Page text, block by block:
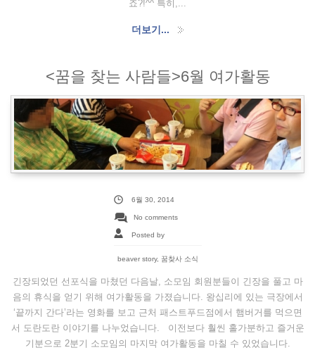
죠?!^^ 특히,...
더보기...
<꿈을 찾는 사람들>6월 여가활동
6월 30, 2014
No comments
Posted by
beaver story, 꿈찾사 소식
긴장되었던 선포식을 마쳤던 다음날, 소모임 회원분들이 긴장을 풀고 마
음의 휴식을 얻기 위해 여가활동을 가졌습니다. 왕십리에 있는 극장에서
‘끝까지 간다’라는 영화를 보고 근처 패스트푸드점에서 햄버거를 먹으면
서 도란도란 이야기를 나누었습니다. 이전보다 훨씬 홀가분하고 즐거운
기분으로 2분기 소모임의 마지막 여가활동을 마칠 수 있었습니다.